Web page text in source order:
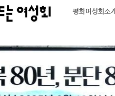
평화여성회소